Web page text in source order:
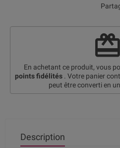
redeem
En achetant ce produit, vous
points fidélités . Votre panier
peut être converti en
Description